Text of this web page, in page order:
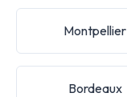
Montpellier
Bordeaux